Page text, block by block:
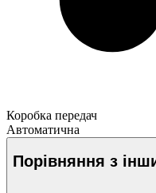
Коробка передач
Автоматична
Порівняння з